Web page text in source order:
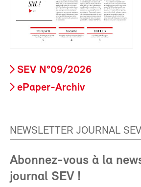
SEV N°09/2026
ePaper-Archiv
NEWSLETTER JOURNAL SEV
Abonnez-vous à la
journal SEV !